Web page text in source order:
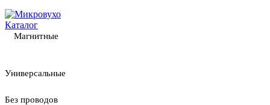
Каталог
Магнитные
Универсальные
Без проводов